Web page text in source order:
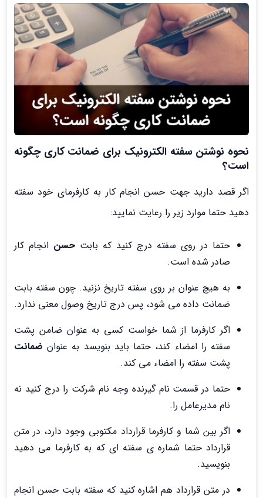
نحوه نوشتن سفته الکترونیک برای ضمانت کاری چگونه
است؟
اگر قصد دارید جهت حسن انجام کار به کارفرمای خود سفته
دهید حتما موارد زیر را رعایت نمایید:
حتما در روی سفته درج کنید که بابت حسن انجام کار
صادر شده است.
به هیچ عنوان بر روی سفته تاریخ نزنید. چون سفته بابت
ضمانت داده می شود، پس درج تاریخ وصول معنی ندارد.
اگر کارفرما از شما خواست کسی به عنوان ضامن پشت
سفته را امضاء کند، حتما باید بنویسد به عنوان ضمانت
پشت سفته را امضاء می کند.
حتما در قسمت نام گیرنده وجه نام شرکت را درج کنید نه
نام مدیرعامل را.
اگر بین شما و کارفرما قرارداد مکتوبی وجود دارد، در متن
قرارداد حتما شماره ی سفته ای که به کارفرما می دهید
بنویسید.
در متن قرارداد هم اشاره کنید که سفته بابت حسن انجام